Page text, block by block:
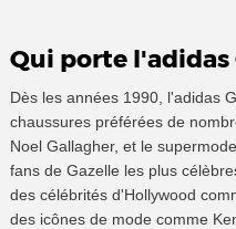
Qui porte l'adidas
Dès les années 1990, l'adidas
chaussures préférées de
Noel Gallagher, et le
fans de Gazelle les plus
des célébrités d'Hollywood
des icônes de mode comme